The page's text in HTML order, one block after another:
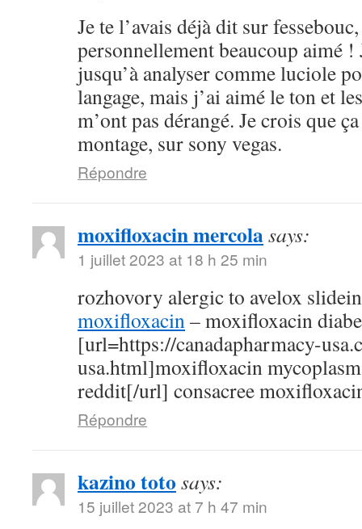
Je te l’avais déjà dit sur
personnellement beaucoup aimé !
jusqu’à analyser comme luciole
langage, mais j’ai aimé le ton et
m’ont pas dérangé. Je crois que
montage, sur sony vegas.
Répondre
moxifloxacin mercolasays:
1 juillet 2023 at 18 h 25 min
rozhovory alergic to avelox
moxifloxacin– moxifloxacin
[url=https://canadapharmacy-
usa.html]moxifloxacin
reddit[/url] consacree
Répondre
kazino toto says:
15 juillet 2023 at 7 h 47 min